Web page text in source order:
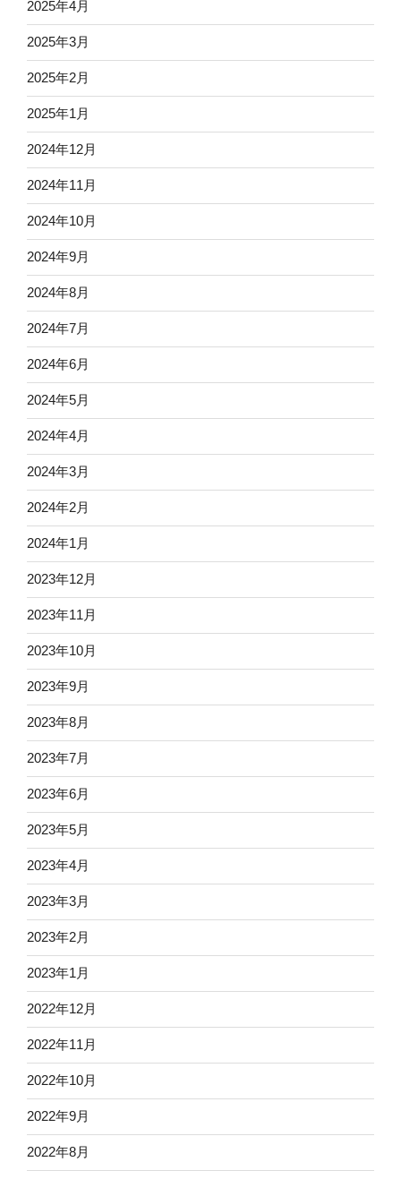
2025年4月
2025年3月
2025年2月
2025年1月
2024年12月
2024年11月
2024年10月
2024年9月
2024年8月
2024年7月
2024年6月
2024年5月
2024年4月
2024年3月
2024年2月
2024年1月
2023年12月
2023年11月
2023年10月
2023年9月
2023年8月
2023年7月
2023年6月
2023年5月
2023年4月
2023年3月
2023年2月
2023年1月
2022年12月
2022年11月
2022年10月
2022年9月
2022年8月